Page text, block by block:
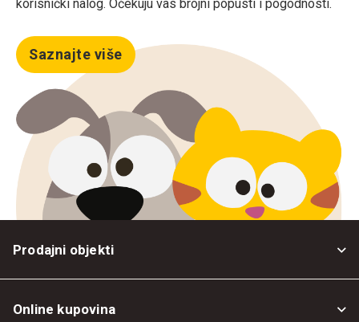
korisnički nalog. Očekuju vas brojni popusti i pogodnosti.
Saznajte više
Prodajni objekti
Online kupovina